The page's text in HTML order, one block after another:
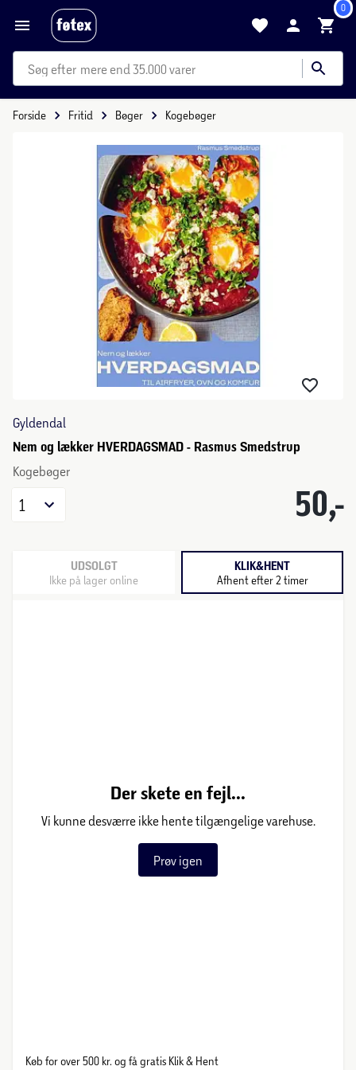
0
mere end 35.000 varer
Forside Fritid Bøger Kogebøger
Gyldendal
Nem og lækker HVERDAGSMAD - Rasmus Smedstrup
Kogebøger
50,-
1
UDSOLGT
Ikke på lager online
KLIK&HENT
Afhent efter 2 timer
Der skete en fejl...
Vi kunne desværre ikke hente tilgængelige varehuse.
Prøv igen
Køb for over 500 kr. og få gratis Klik & Hent